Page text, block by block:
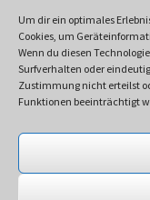
Um dir ein optimales
Cookies, um
Wenn du diesen
Surfverhalten oder
Zustimmung nicht erteilst
Funktionen beeinträchtigt
Mit Klicken auf